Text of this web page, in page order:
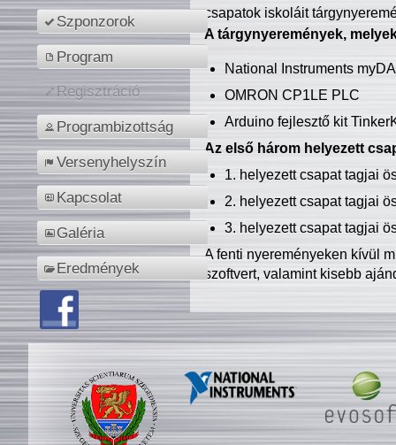
Szponzorok
Program
Regisztráció
Programbizottság
Versenyhelyszín
Kapcsolat
Galéria
Eredmények
csapatok iskoláit
A tárgynyeremények,
National Instruments
OMRON CP1LE PLC
Arduino fejlesztő kit
Az első három helyezett
1. helyezett csapat tagjai
2. helyezett csapat tagjai
3. helyezett csapat tagjai
A fenti nyereményeken kívül
szoftvert, valamint kisebb